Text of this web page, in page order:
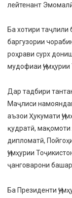
лейтенант
Ба хотири
баргузории
роҳрави сурх
мудофиаи
Дар тадбири
Маҷлиси
аъзои Ҳукумати
қудратӣ, мақомоти
дипломатӣ,
Ҷумҳурии
ҷанговарони
Ба Президенти